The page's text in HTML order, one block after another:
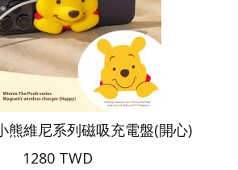
維尼系列磁吸充電盤(開心)
1280 TWD